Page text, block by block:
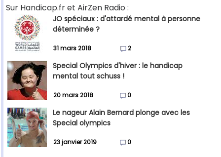
Sur Handicap.fr et AirZen Radio :
JO spéciaux : d'attardé mental à personne
déterminée ?
31 mars 2018 2
Special Olympics d'hiver : le handicap
mental tout schuss !
20 mars 2018 0
Le nageur Alain Bernard plonge avec les
Special olympics
23 janvier 2019 0